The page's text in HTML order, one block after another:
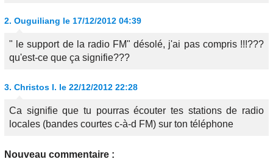
2. Ouguiliang le 17/12/2012 04:39
" le support de la radio FM" désolé, j'ai pas compris !!!???
qu'est-ce que ça signifie???
3. Christos I. le 22/12/2012 22:28
Ca signifie que tu pourras écouter tes stations de radio
locales (bandes courtes c-à-d FM) sur ton téléphone
Nouveau commentaire :